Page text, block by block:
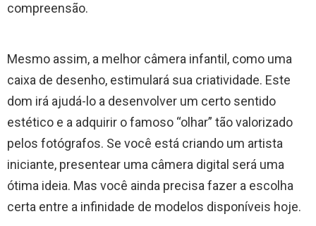
compreensão.
Mesmo assim, a melhor câmera infantil, como uma
caixa de desenho, estimulará sua criatividade. Este
dom irá ajudá-lo a desenvolver um certo sentido
estético e a adquirir o famoso “olhar” tão valorizado
pelos fotógrafos. Se você está criando um artista
iniciante, presentear uma câmera digital será uma
ótima ideia. Mas você ainda precisa fazer a escolha
certa entre a infinidade de modelos disponíveis hoje.